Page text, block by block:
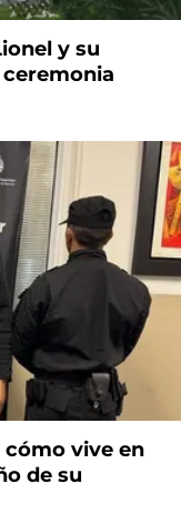
y su
vive en
de su